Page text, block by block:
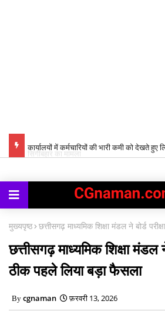
कार्यालयों में कर्मचारियों की भारी कमी को देखते हुए
मुख्यपृष्ठ छत्तीसगढ़ माध्यमिक शिक्षा मंडल ने बोर्ड
छत्तीसगढ़ माध्यमिक शिक्षा मंडल
ठीक पहले लिया बड़ा फैसला
cgnaman फ़रवरी 13, 2026